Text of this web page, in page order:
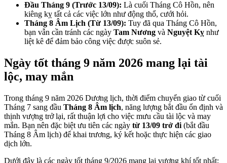
Đầu Tháng 9 (Trước 13/09): Là cuối Tháng Cô Hồn, nên
kiêng kỵ tất cả các việc lớn như động thổ, cưới hỏi.
Tháng 8 Âm Lịch (Từ 13/09): Tuy đã qua Tháng Cô Hồn,
bạn vẫn cần tránh các ngày Tam Nương và Nguyệt Kỵ như
liệt kê để đảm bảo công việc được suôn sẻ.
Ngày tốt tháng 9 năm 2026 mang lại tài
lộc, may mắn
Trong tháng 9 năm 2026 Dương lịch, thời điểm chuyển giao từ cuối
Tháng 7 sang đầu Tháng 8 Âm lịch, năng lượng bắt đầu ổn định và
thịnh vượng trở lại, rất thuận lợi cho việc mưu cầu tài lộc và may
mắn. Bạn nên đặc biệt ưu tiên các ngày từ 13/09 trở đi (bắt đầu
Tháng 8 Âm lịch) để khai trương, ký kết hoặc thực hiện các giao
dịch lớn.
Dưới đây là các ngày tốt tháng 9/2026 mang lại vượng khí tốt nhất: